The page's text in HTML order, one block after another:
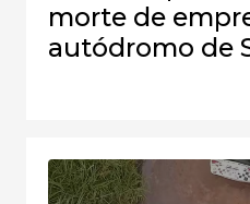
morte de
autódromo de